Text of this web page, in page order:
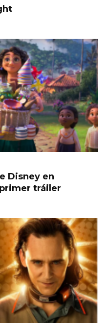
Disney en
tráiler